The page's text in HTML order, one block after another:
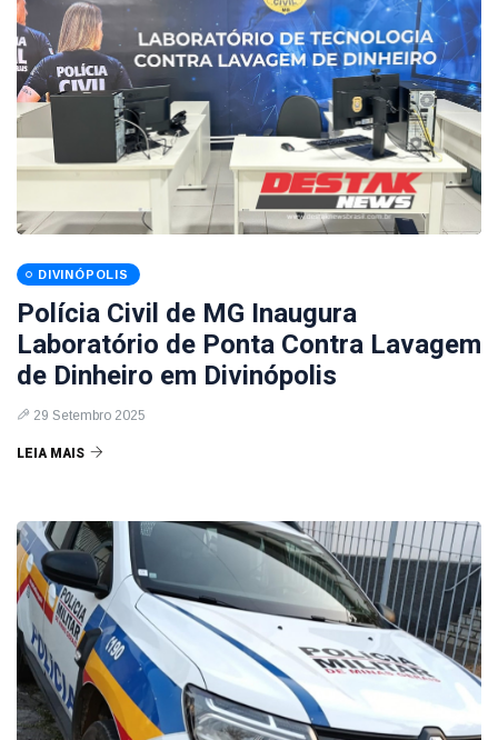
DIVINÓPOLIS
Polícia Civil de MG Inaugura
Laboratório de Ponta Contra Lavagem
de Dinheiro em Divinópolis
29 Setembro 2025
LEIA MAIS